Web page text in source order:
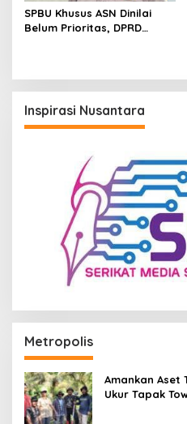
SPBU Khusus ASN Dinilai
Belum Prioritas, DPRD
Inspirasi Nusantara
Metropolis
Amankan Aset
Ukur Tapak